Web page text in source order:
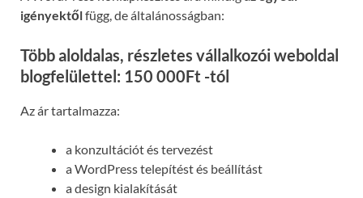
igényektőlfügg, de általánosságban:
Több aloldalas, részletes vállalkozói weboldal
blogfelülettel: 150 000Ft -tól
Az ár tartalmazza:
a konzultációt és tervezést
a WordPress telepítést és beállítást
a design kialakítását